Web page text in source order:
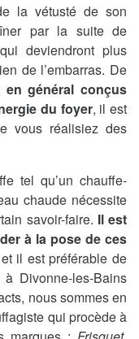
la vétusté de son
par la suite de
deviendront plus
de l’embarras. De
général conçus
du foyer, il est
vous réalisiez des
tel qu’un chauffe-
chaude nécessite
savoir-faire. Il est
à la pose de ces
et il est préférable de
Divonne-les-Bains
nous sommes en
qui procède à